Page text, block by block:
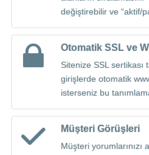
değiştirebilir ve “aktif/
Otomatik SSL ve
Sitenize SSL sertikası
girişlerde otomatik
isterseniz bu
Müşteri Görüşleri
Müşteri yorumlarınızı